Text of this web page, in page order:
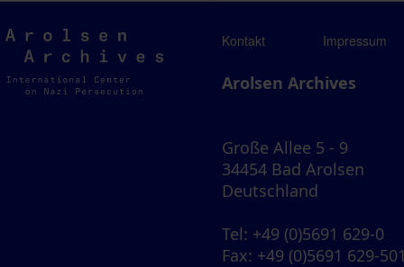
Arolsen
Archives
Kontakt Impressum
Arolsen Archives
Große Allee 5 - 9
34454 Bad Arolsen
Deutschland
Tel: +49 (0)5691 629-0
Fax: +49 (0)5691 629-